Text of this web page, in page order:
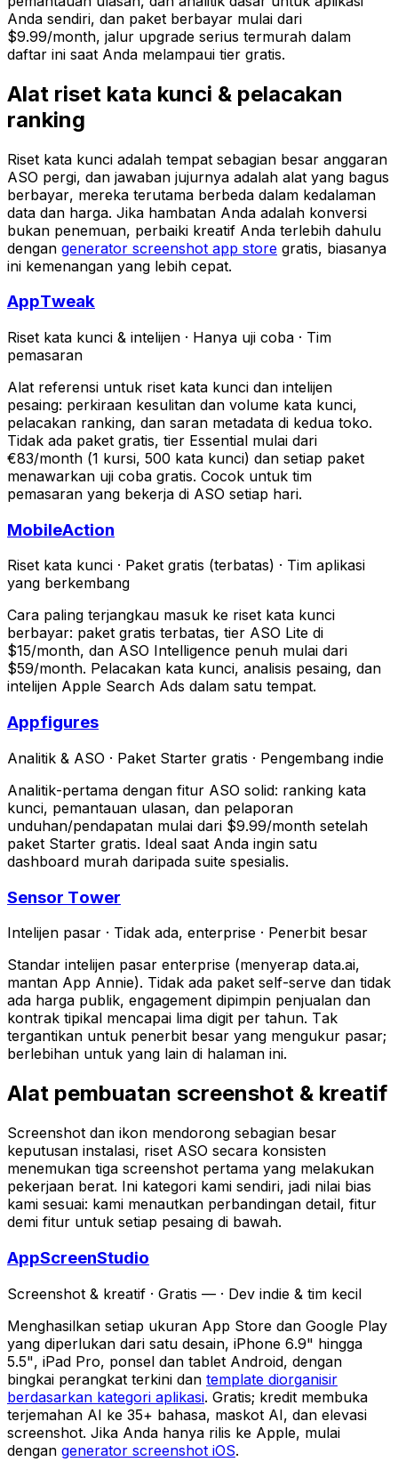
Anda sendiri, dan paket berbayar mulai dari
$9.99/month, jalur upgrade serius termurah dalam
daftar ini saat Anda melampaui tier gratis.
Alat riset kata kunci & pelacakan
ranking
Riset kata kunci adalah tempat sebagian besar anggaran
ASO pergi, dan jawaban jujurnya adalah alat yang bagus
berbayar, mereka terutama berbeda dalam kedalaman
data dan harga. Jika hambatan Anda adalah konversi
bukan penemuan, perbaiki kreatif Anda terlebih dahulu
dengan generator screenshot app store gratis, biasanya
ini kemenangan yang lebih cepat.
AppTweak
Riset kata kunci & intelijen · Hanya uji coba · Tim
pemasaran
Alat referensi untuk riset kata kunci dan intelijen
pesaing: perkiraan kesulitan dan volume kata kunci,
pelacakan ranking, dan saran metadata di kedua toko.
Tidak ada paket gratis, tier Essential mulai dari
€83/month (1 kursi, 500 kata kunci) dan setiap paket
menawarkan uji coba gratis. Cocok untuk tim
pemasaran yang bekerja di ASO setiap hari.
MobileAction
Riset kata kunci · Paket gratis (terbatas) · Tim aplikasi
yang berkembang
Cara paling terjangkau masuk ke riset kata kunci
berbayar: paket gratis terbatas, tier ASO Lite di
$15/month, dan ASO Intelligence penuh mulai dari
$59/month. Pelacakan kata kunci, analisis pesaing, dan
intelijen Apple Search Ads dalam satu tempat.
Appfigures
Analitik & ASO · Paket Starter gratis · Pengembang indie
Analitik-pertama dengan fitur ASO solid: ranking kata
kunci, pemantauan ulasan, dan pelaporan
unduhan/pendapatan mulai dari $9.99/month setelah
paket Starter gratis. Ideal saat Anda ingin satu
dashboard murah daripada suite spesialis.
Sensor Tower
Intelijen pasar · Tidak ada, enterprise · Penerbit besar
Standar intelijen pasar enterprise (menyerap data.ai,
mantan App Annie). Tidak ada paket self-serve dan tidak
ada harga publik, engagement dipimpin penjualan dan
kontrak tipikal mencapai lima digit per tahun. Tak
tergantikan untuk penerbit besar yang mengukur pasar;
berlebihan untuk yang lain di halaman ini.
Alat pembuatan screenshot & kreatif
Screenshot dan ikon mendorong sebagian besar
keputusan instalasi, riset ASO secara konsisten
menemukan tiga screenshot pertama yang melakukan
pekerjaan berat. Ini kategori kami sendiri, jadi nilai bias
kami sesuai: kami menautkan perbandingan detail, fitur
demi fitur untuk setiap pesaing di bawah.
AppScreenStudio
Screenshot & kreatif · Gratis — · Dev indie & tim kecil
Menghasilkan setiap ukuran App Store dan Google Play
yang diperlukan dari satu desain, iPhone 6.9" hingga
5.5", iPad Pro, ponsel dan tablet Android, dengan
bingkai perangkat terkini dan template diorganisir
berdasarkan kategori aplikasi. Gratis; kredit membuka
terjemahan AI ke 35+ bahasa, maskot AI, dan elevasi
screenshot. Jika Anda hanya rilis ke Apple, mulai
dengan generator screenshot iOS.